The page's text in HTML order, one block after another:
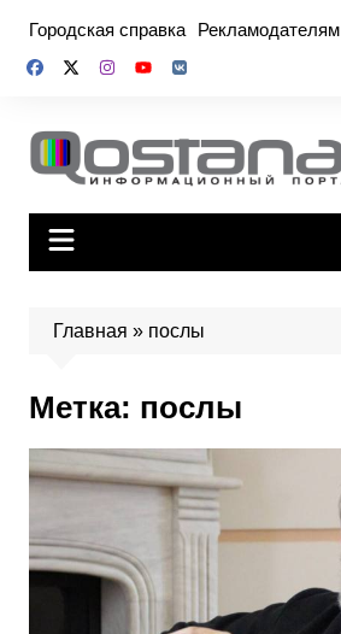
содержимому
Городская справка Рекламодателям
Главная » послы
Метка: послы